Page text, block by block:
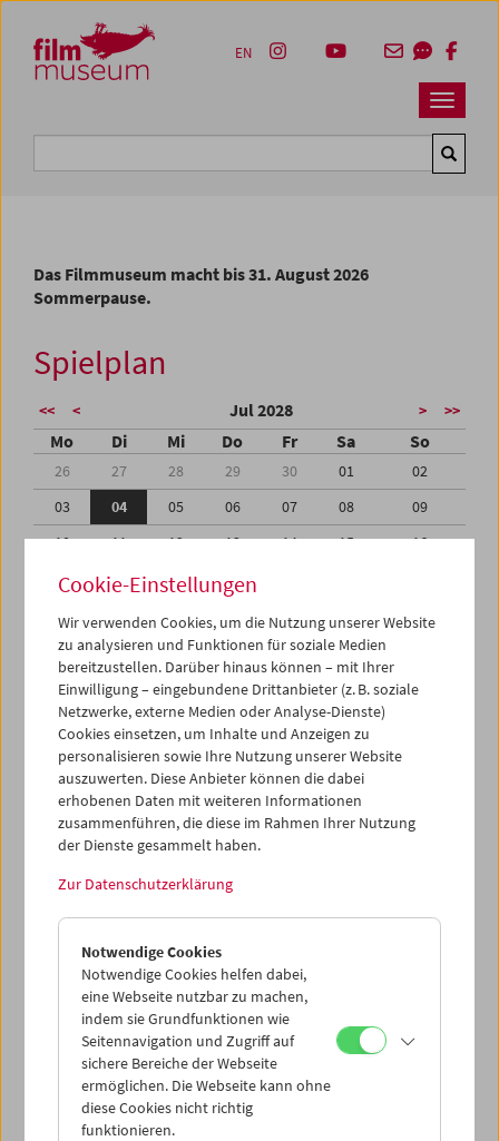
Zum Inhalt
Zum Hauptmenü
Zur Servicenavigation
Zum Suche
Navbar
EN
Das Filmmuseum macht bis 31. August 2026
Sommerpause.
Spielplan
<< < Jul 2028 > >>
Mo Di Mi Do Fr Sa So
26 27 28 29 30 01
02
03
04 05 06 07 08
09
10
11 12 13 14 15
16
17
18 19 20
24
26 28
30
31
01 02 03 04 05
iCalender
Programmheft-PDF
English language or subtitles
< Vorherige Woche
Mo 3.7.
Di 4.7.
Mi 5.7.
Do 6.7.
Cookie-Einstellungen
Wir verwenden Cookies, um die Nutzung unserer Website
zu analysieren und Funktionen für soziale Medien
bereitzustellen. Darüber hinaus können – mit Ihrer
Einwilligung – eingebundene Drittanbieter (z. B. soziale
Netzwerke, externe Medien oder Analyse-Dienste)
Cookies einsetzen, um Inhalte und Anzeigen zu
personalisieren sowie Ihre Nutzung unserer Website
auszuwerten. Diese Anbieter können die dabei
erhobenen Daten mit weiteren Informationen
zusammenführen, die diese im Rahmen Ihrer Nutzung
der Dienste gesammelt haben.
Zur Datenschutzerklärung
Notwendige Cookies
Notwendige Cookies helfen dabei,
eine Webseite nutzbar zu machen,
indem sie Grundfunktionen wie
Seitennavigation und Zugriff auf
sichere Bereiche der Webseite
ermöglichen. Die Webseite kann ohne
diese Cookies nicht richtig
funktionieren.